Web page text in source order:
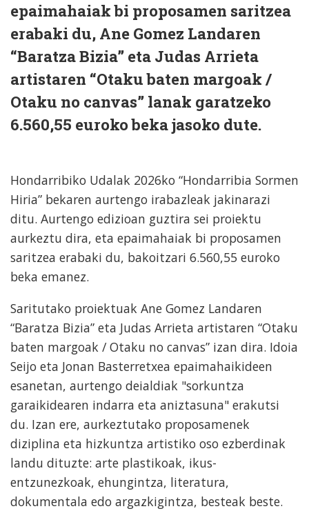
epaimahaiak bi proposamen saritzea
erabaki du, Ane Gomez Landaren
“Baratza Bizia” eta Judas Arrieta
artistaren “Otaku baten margoak /
Otaku no canvas” lanak garatzeko
6.560,55 euroko beka jasoko dute.
Hondarribiko Udalak 2026ko “Hondarribia Sormen
Hiria” bekaren aurtengo irabazleak jakinarazi
ditu. Aurtengo edizioan guztira sei proiektu
aurkeztu dira, eta epaimahaiak bi proposamen
saritzea erabaki du, bakoitzari 6.560,55 euroko
beka emanez.
Saritutako proiektuak Ane Gomez Landaren
“Baratza Bizia” eta Judas Arrieta artistaren “Otaku
baten margoak / Otaku no canvas” izan dira. Idoia
Seijo eta Jonan Basterretxea epaimahaikideen
esanetan, aurtengo deialdiak "sorkuntza
garaikidearen indarra eta aniztasuna" erakutsi
du. Izan ere, aurkeztutako proposamenek
diziplina eta hizkuntza artistiko oso ezberdinak
landu dituzte: arte plastikoak, ikus-
entzunezkoak, ehungintza, literatura,
dokumentala edo argazkigintza, besteak beste.